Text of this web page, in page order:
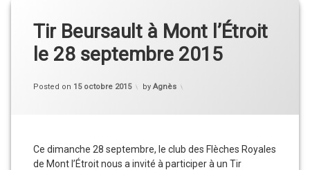
Tir Beursault à Mont l’Étroit
le 28 septembre 2015
Posted on 15 octobre 2015
Updated on
by Agnès
Ce dimanche 28 septembre, le club des Flèches Royales
de Mont l’Étroit nous a invité à participer à un Tir